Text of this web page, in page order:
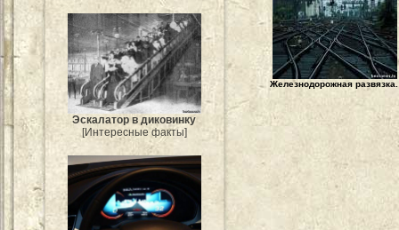
Эскалатор в диковинку
[Интересные факты]
Железнодорожная развязка.